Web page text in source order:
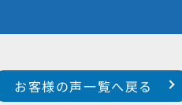
お客様の声一覧へ戻る